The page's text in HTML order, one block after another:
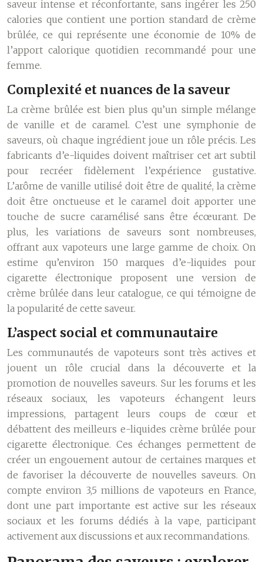
saveur intense et réconfortante, sans ingérer les 250
calories que contient une portion standard de crème
brûlée, ce qui représente une économie de 10% de
l’apport calorique quotidien recommandé pour une
femme.
Complexité et nuances de la saveur
La crème brûlée est bien plus qu’un simple mélange
de vanille et de caramel. C’est une symphonie de
saveurs, où chaque ingrédient joue un rôle précis. Les
fabricants d’e-liquides doivent maîtriser cet art subtil
pour recréer fidèlement l’expérience gustative.
L’arôme de vanille utilisé doit être de qualité, la crème
doit être onctueuse et le caramel doit apporter une
touche de sucre caramélisé sans être écœurant. De
plus, les variations de saveurs sont nombreuses,
offrant aux vapoteurs une large gamme de choix. On
estime qu’environ 150 marques d’e-liquides pour
cigarette électronique proposent une version de
crème brûlée dans leur catalogue, ce qui témoigne de
la popularité de cette saveur.
L’aspect social et communautaire
Les communautés de vapoteurs sont très actives et
jouent un rôle crucial dans la découverte et la
promotion de nouvelles saveurs. Sur les forums et les
réseaux sociaux, les vapoteurs échangent leurs
impressions, partagent leurs coups de cœur et
débattent des meilleurs e-liquides crème brûlée pour
cigarette électronique. Ces échanges permettent de
créer un engouement autour de certaines marques et
de favoriser la découverte de nouvelles saveurs. On
compte environ 3,5 millions de vapoteurs en France,
dont une part importante est active sur les réseaux
sociaux et les forums dédiés à la vape, participant
activement aux discussions et aux recommandations.